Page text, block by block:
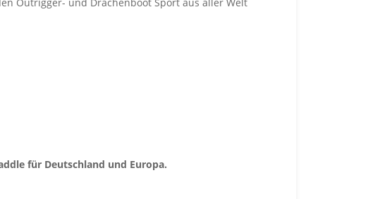
für Deutschland und Europa.